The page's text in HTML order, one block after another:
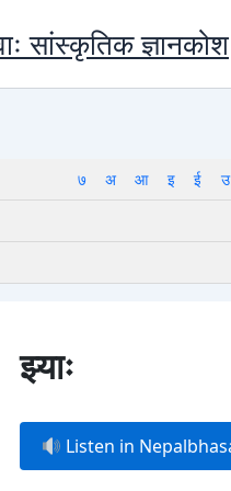
सांस्कृतिक ज्ञानकोश
७ अ आ इ ई उ
झ्याः
Listen in